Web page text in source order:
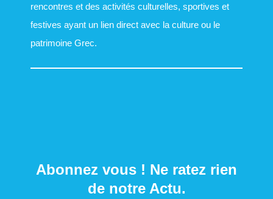
rencontres et des activités culturelles, sportives et
festives ayant un lien direct avec la culture ou le
patrimoine Grec.
Abonnez vous ! Ne ratez rien
de notre Actu.